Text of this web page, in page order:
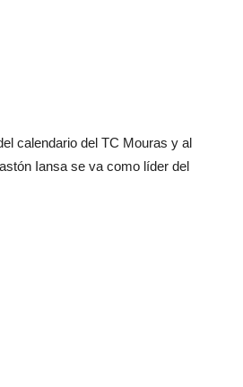
calendario del TC Mouras y al
Iansa se va como líder del